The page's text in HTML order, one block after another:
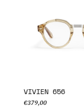
VIVIEN 656
€379,00